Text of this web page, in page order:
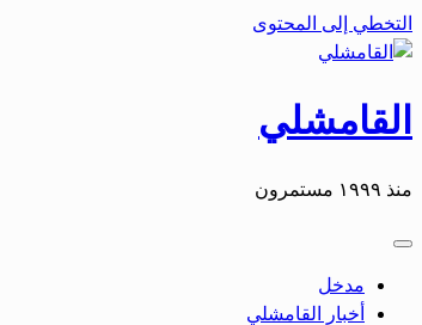
التخطي إلى المحتوى
القامشلي
منذ ١٩٩٩ مستمرون
مدخل
أخبار القامشلي